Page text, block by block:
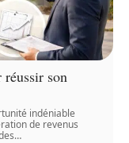
son
indéniable
de revenus
…